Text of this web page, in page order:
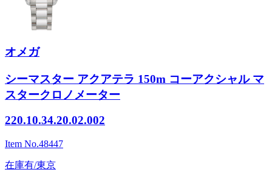
オメガ
シーマスター アクアテラ 150m コーアクシャル マ
スタークロノメーター
220.10.34.20.02.002
Item No.48447
在庫有/東京